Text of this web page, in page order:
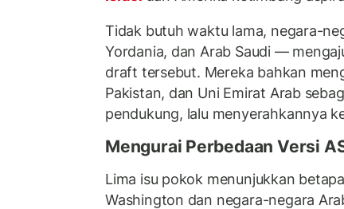
Tidak butuh waktu lama, negara-
Yordania, dan Arab Saudi —
draft tersebut. Mereka bahkan
Pakistan, dan Uni Emirat Arab
pendukung, lalu menyerahkannya
Mengurai Perbedaan Versi
Lima isu pokok menunjukkan
Washington dan negara-negara